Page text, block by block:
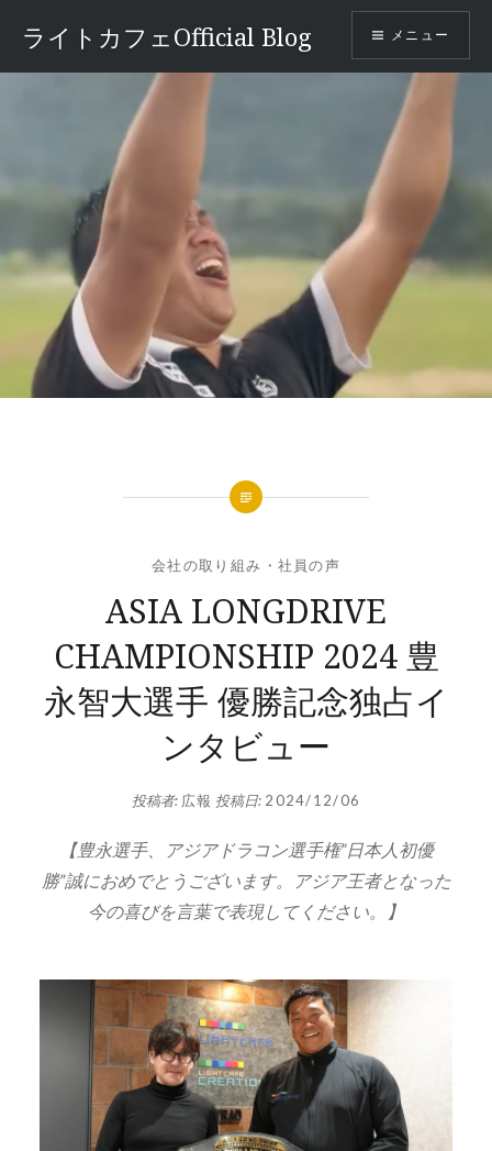
テ
キ
プ
ライトカフェOfficial Blog メニュー
会社の取り組み ・ 社員の声
ASIA LONGDRIVE
CHAMPIONSHIP 2024 豊
永智大選手 優勝記念独占イ
ンタビュー
投稿者: 広報 投稿日: 2024/12/06
【豊永選手、アジアドラコン選手権”日本人初優
勝”誠におめでとうございます。アジア王者となった
今の喜びを言葉で表現してください。】